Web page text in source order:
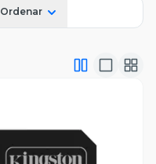
Ordenar